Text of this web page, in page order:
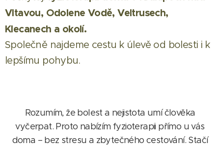
Vltavou, Odolene Vodě, Veltrusech,
Klecanech a okolí.
Společně najdeme cestu k úlevě od bolesti i k
lepšímu pohybu.
Rozumím, že bolest a nejistota umí člověka
vyčerpat. Proto nabízím fyzioterapii přímo u vás
doma – bez stresu a zbytečného cestování. Stačí